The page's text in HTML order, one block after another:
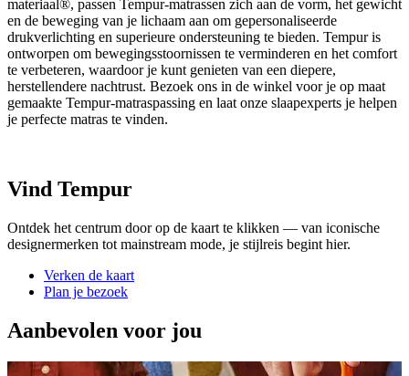
materiaal®, passen Tempur-matrassen zich aan de vorm, het gewicht
en de beweging van je lichaam aan om gepersonaliseerde
drukverlichting en superieure ondersteuning te bieden. Tempur is
ontworpen om bewegingsstoornissen te verminderen en het comfort
te verbeteren, waardoor je kunt genieten van een diepere,
herstellendere nachtrust. Bezoek ons in de winkel voor je op maat
gemaakte Tempur-matraspassing en laat onze slaapexperts je helpen
je perfecte matras te vinden.
Vind Tempur
Ontdek het centrum door op de kaart te klikken — van iconische
designermerken tot mainstream mode, je stijlreis begint hier.
Verken de kaart
Plan je bezoek
Aanbevolen voor jou